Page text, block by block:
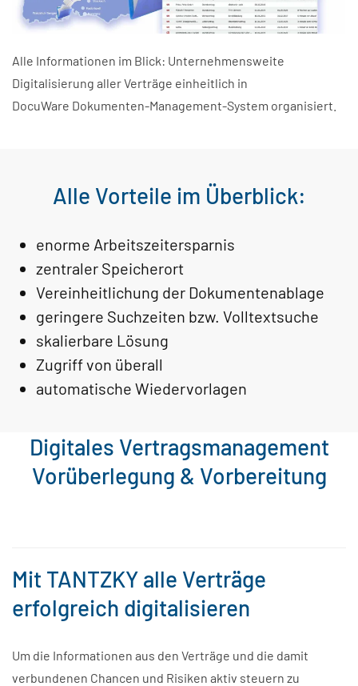
Alle Informationen im Blick: Unternehmensweite
Digitalisierung aller Verträge einheitlich in
DocuWare Dokumenten-Management-System organisiert.
Alle Vorteile im Überblick:
enorme Arbeitszeitersparnis
zentraler Speicherort
Vereinheitlichung der Dokumentenablage
geringere Suchzeiten bzw. Volltextsuche
skalierbare Lösung
Zugriff von überall
automatische Wiedervorlagen
Digitales Vertragsmanagement
Vorüberlegung & Vorbereitung
Mit TANTZKY alle Verträge
erfolgreich digitalisieren
Um die Informationen aus den Verträge und die damit
verbundenen Chancen und Risiken aktiv steuern zu